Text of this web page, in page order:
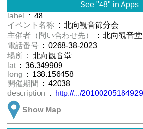
See "48" in Apps
label
: 48
イベント名称 : 北向観音節分会
主催者（問い合わせ先）
: 北向観音堂
電話番号 : 0268-38-2023
場所 : 北向観音堂
lat : 36.349909
long : 138.156458
開催期間
: 42038
description :
http://.../
Show Map